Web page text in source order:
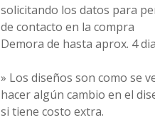
solicitando los datos para
de contacto en la compra
Demora de hasta aprox. 4
» Los diseños son como se
hacer algún cambio en el
si tiene costo extra.